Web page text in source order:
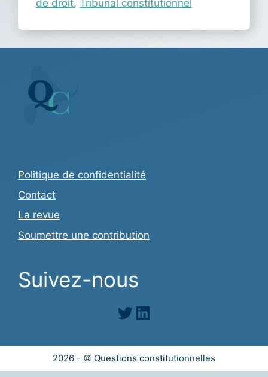
de droit, Tribunal constitutionnel
Politique de confidentialité
Contact
La revue
Soumettre une contribution
Suivez-nous
TwitterLinkedIn
2026 - © Questions constitutionnelles